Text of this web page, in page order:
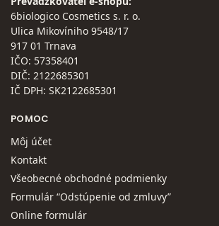
6biologico Cosmetics s. r. o.
Ulica Mikovíniho 9548/17
917 01 Trnava
IČO: 57358401
DIČ: 2122685301
IČ DPH: SK2122685301
POMOC
Môj účet
Kontakt
Všeobecné obchodné podmienky
Formulár “Odstúpenie od zmluvy”
Online formulár